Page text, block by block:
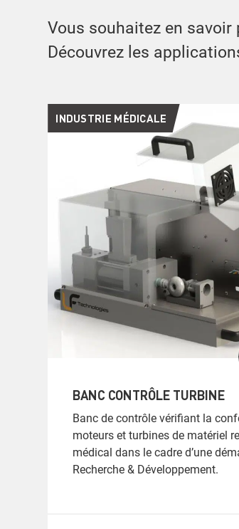
Vous souhaitez en
Découvrez les
INDUSTRIE MÉDICALE
BANC CONTRÔLE TURBINE
Banc de contrôle vérifiant la
moteurs et turbines de matériel
médical dans le cadre d’une
Recherche & Développement.